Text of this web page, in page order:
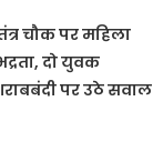
चौक पर महिला
दो युवक
पर उठे सवाल